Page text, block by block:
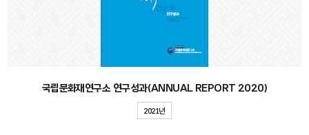
국립문화재연구소 연구성과(ANNUAL REPORT 2020)
2021년